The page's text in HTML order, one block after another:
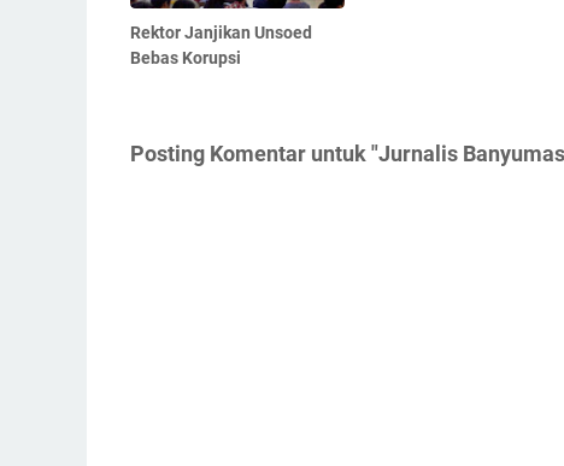
Rektor Janjikan Unsoed
Bebas Korupsi
Posting Komentar untuk "Jurnalis